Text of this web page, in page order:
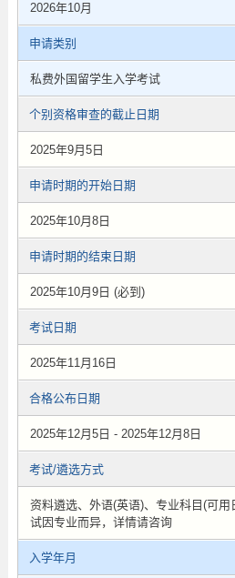
2026年10月
申请类别
私费外国留学生入学考试
个别资格审查的截止日期
2025年9月5日
申请时期的开始日期
2025年10月8日
申请时期的结束日期
2025年10月9日 (必到)
考试日期
2025年11月16日
合格公布日期
2025年12月5日 - 2025年12月8日
考试/遴选方式
资料遴选、外语(英语)、专业科目(可
试因专业而异，详情请咨询
入学年月